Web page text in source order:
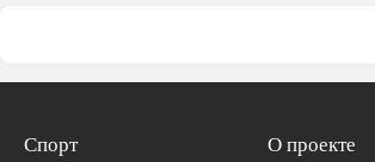
Спорт
О проекте